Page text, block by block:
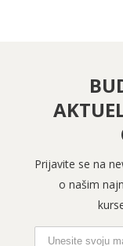
Prijavite se na
o našim